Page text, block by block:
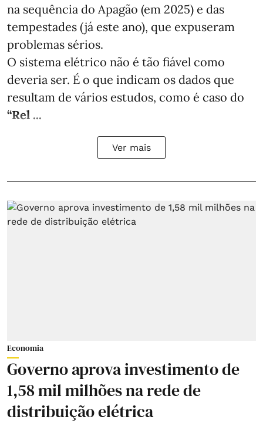
na sequência do Apagão (em 2025) e das
tempestades (já este ano), que expuseram
problemas sérios.
O sistema elétrico não é tão fiável como
deveria ser. É o que indicam os dados que
resultam de vários estudos, como é caso do
“Rel ...
Ver mais
Economia
Governo aprova investimento de
1,58 mil milhões na rede de
distribuição elétrica